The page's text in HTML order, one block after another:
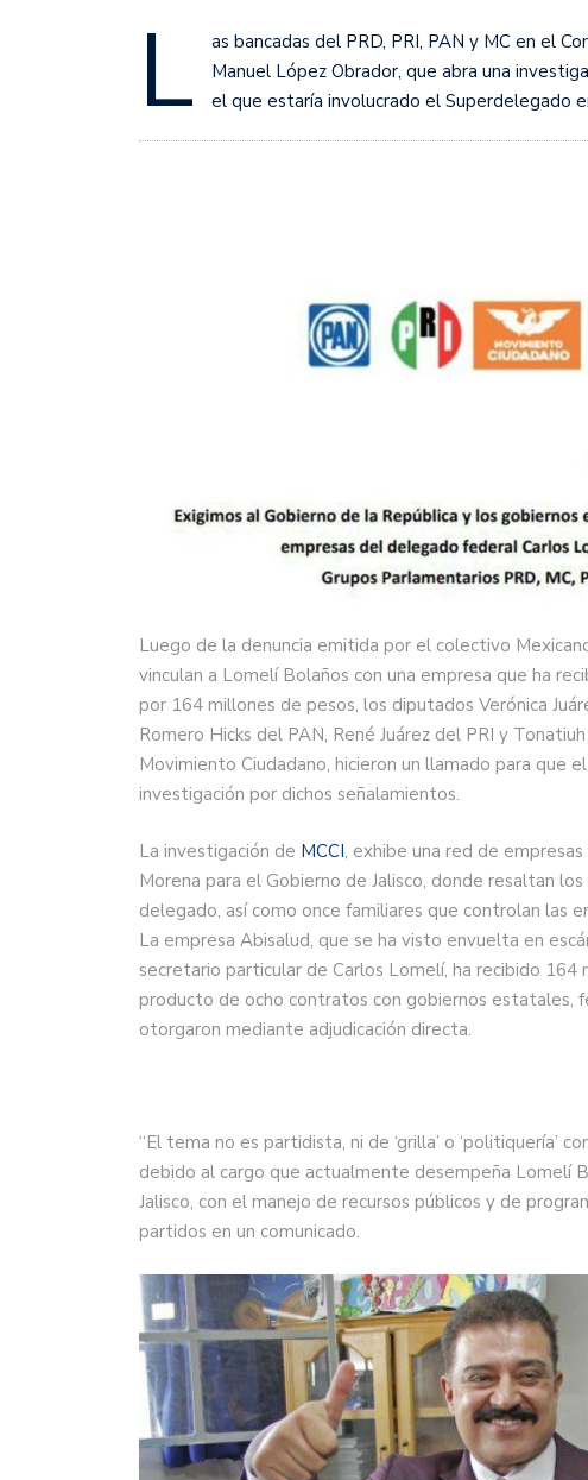
L
as bancadas del PRD, PRI, PAN y MC en el
Manuel López Obrador, que abra una
el que estaría involucrado el Superdelegado
Luego de la denuncia emitida por el colectivo
vinculan a Lomelí Bolaños con una empresa que ha
por 164 millones de pesos, los diputados Verónica
Romero Hicks del PAN, René Juárez del PRI y
Movimiento Ciudadano, hicieron un llamado para que
investigación por dichos señalamientos.
La investigación de MCCI, exhibe una red de
Morena para el Gobierno de Jalisco, donde resaltan
delegado, así como once familiares que controlan las
La empresa Abisalud, que se ha visto envuelta en
secretario particular de Carlos Lomelí, ha recibido
producto de ocho contratos con gobiernos estatales,
otorgaron mediante adjudicación directa.
“El tema no es partidista, ni de ‘grilla’ o ‘politiquería’
debido al cargo que actualmente desempeña Lomelí
Jalisco, con el manejo de recursos públicos y de
partidos en un comunicado.